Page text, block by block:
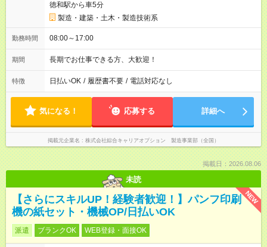
徳和駅から車5分
製造・建築・土木・製造技術系
勤務時間 08:00～17:00
期間 長期でお仕事できる方、大歓迎！
特徴 日払いOK / 履歴書不要 / 電話対応なし
気になる！ 応募する 詳細へ
掲載元企業名 株式会社綜合キャリアオプション 製造事業部（全国）
掲載日：2026.08.06
未読
NEW
【さらにスキルUP！経験者歓迎！】パンフ印刷
機の紙セット・機械OP/日払いOK
派遣 ブランクOK WEB登録・面接OK